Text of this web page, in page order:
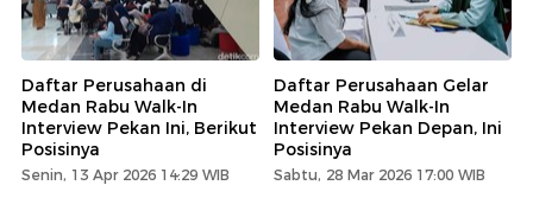
Daftar Perusahaan di
Medan Rabu Walk-In
Interview Pekan Ini, Berikut
Posisinya
Senin, 13 Apr 2026 14:29 WIB
Daftar Perusahaan Gelar
Medan Rabu Walk-In
Interview Pekan Depan, Ini
Posisinya
Sabtu, 28 Mar 2026 17:00 WIB